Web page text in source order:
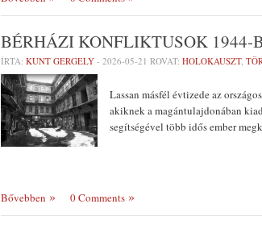
BÉRHÁZI KONFLIKTUSOK 1944-
ÍRTA: KUNT GERGELY - 2026-05-21 ROVAT: HOLOKAUSZT,
Lassan másfél évtizede az
akiknek a magántulajdonában
segítségével több idős ember
Bővebben 0 Comments